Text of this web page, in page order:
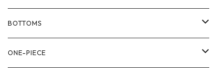
80size
90size
BOTTOMS
80size
ONE-PIECE